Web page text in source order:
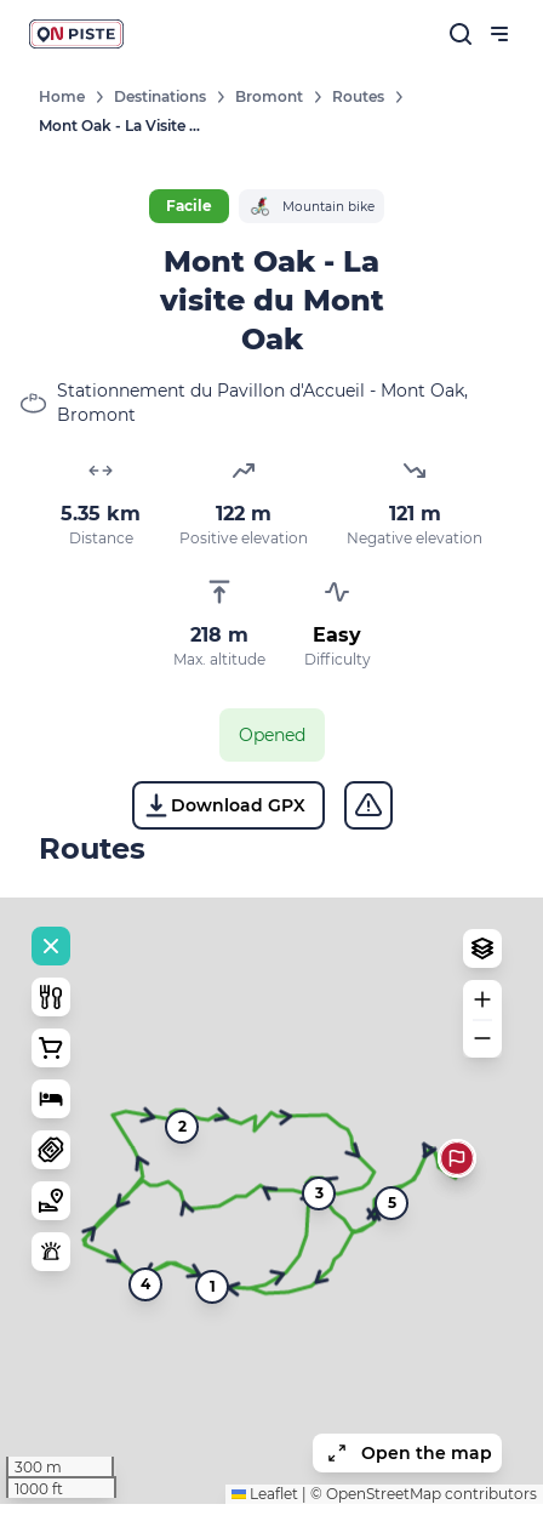
Home Destinations Bromont
Routes
Mont Oak - La Visite Du Mont Oak
Facile Mountain bike
Mont Oak - La
visite du Mont
Oak
Stationnement du Pavillon d'Accueil - Mont Oak,
Bromont
5.35 km
Distance
122 m
Positive elevation
121 m
Negative elevation
218 m
Max. altitude
Easy
Difficulty
Opened
Download GPX
Routes
1
2
3
4
5
300 m
1000 ft
Open the map
Leaflet © OpenStreetMap contributors